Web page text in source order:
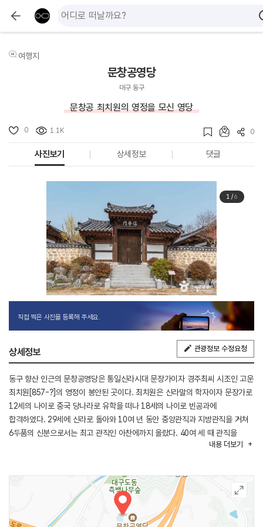
여행지
문창공영당
대구 동구
문창공 최치원의 영정을 모신 영당
0 1.1K 0
사진보기 상세정보 댓글
1/6
직접 찍은 사진을 등록해 주세요.
상세정보 관광정보 수정요청
동구 향산 인근의 문창공영당은 통일신라시대 문장가이자 경주최씨 시조인 고운
최치원[857-?]의 영정이 봉안된 곳이다. 최치원은 신라말의 학자이자 문장가로
12세의 나이로 중국 당나라로 유학을 떠나 18세의 나이로 빈공과에
합격하였다. 29세에 신라로 돌아와 10여 년 동안 중앙관직과 지방관직을 거쳐
6두품의 신분으로서는 최고 관직인 아찬에까지 올랐다. 40여 세 때 관직을
버리고 은거 생활을 하다, 가야산 해인사에 들어가 머물렀는데, 언제 세상을
대구 동구 해안동에 처음 창건한 계림사에서 시작되었다. 이후 1864년 흥선
대원군의 서원철폐령에 의해 훼철되었다가, 1912년 지금의 자리에
문창공영당을 중수했다. 매년 음력 3월 3일 향사를 지낸다.
영당 내부에 도교의 신선풍으로 묘사된 문창공 영정이 봉안되어 있다.
내용 더보기